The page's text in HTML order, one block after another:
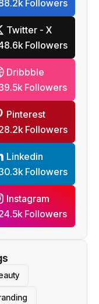
Followers
Twitter - X
Followers
Dribbble
Followers
Pinterest
Followers
Linkedin
Followers
Instagram
Followers